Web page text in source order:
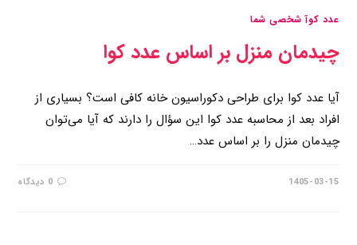
عدد کوآ شخصی شما
چیدمان منزل بر اساس عدد کوا
آیا عدد کوا برای طراحی دکوراسیون خانه کافی است؟ بسیاری از
افراد بعد از محاسبه عدد کوا این سؤال را دارند که آیا می‌توان
چیدمان منزل را بر اساس عدد…
0 دیدگاه 1405-03-15